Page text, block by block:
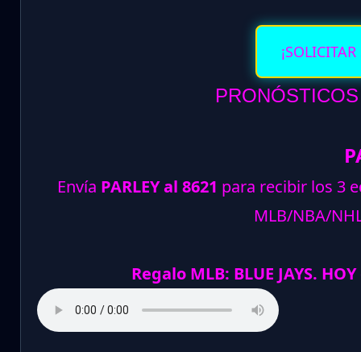
Envía PARLEY al 8621 para recibir los 3
MLB/NBA/
Regalo MLB: BLUE JAYS.